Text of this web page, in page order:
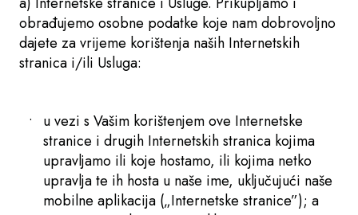
obrađujemo osobne podatke koje nam dobrovoljno
dajete za vrijeme korištenja naših Internetskih
stranica i/ili Usluga:
u vezi s Vašim korištenjem ove Internetske
stranice i drugih Internetskih stranica kojima
upravljamo ili koje hostamo, ili kojima netko
upravlja te ih hosta u naše ime, uključujući naše
mobilne aplikacija („Internetske stranice”); a